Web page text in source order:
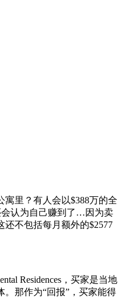
里？有人会以$388万的全
会认为自己赚到了…因为卖
还不包括每月额外的$2577
Residences，买家是当地
那作为“回报”，买家能得